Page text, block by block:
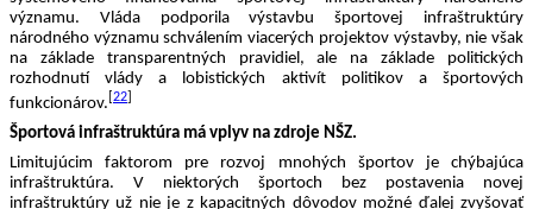
významu. Vláda podporila výstavbu športovej infraštruktúry
národného významu schválením viacerých projektov výstavby, nie však
na základe transparentných pravidiel, ale na základe politických
rozhodnutí vlády a lobistických aktivít politikov a športových
funkcionárov. 22
Športová infraštruktúra má vplyv na zdroje NŠZ.
Limitujúcim faktorom pre rozvoj mnohých športov je chýbajúca
infraštruktúra. V niektorých športoch bez postavenia novej
infraštruktúry už nie je z kapacitných dôvodov možné ďalej zvyšovať